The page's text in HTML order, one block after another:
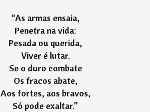
“As armas ensaia,
Penetra na vida:
Pesada ou querida,
Viver é lutar.
Se o duro combate
Os fracos abate,
Aos fortes, aos bravos,
Só pode exaltar.”